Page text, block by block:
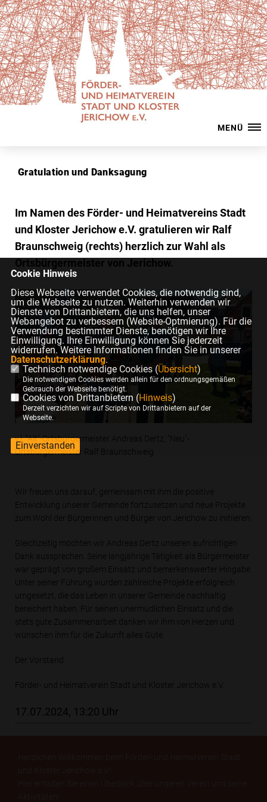
MENÜ
Gratulation und Danksagung
Im Namen des Förder- und Heimatvereins Stadt
und Kloster Jerichow e.V. gratulieren wir Ralf
Braunschweig (rechts) herzlich zur Wahl als
Ortsbürgermeister von Jerichow.
v.l. "Alt"-Ortsbürgermeister Andreas Dertz, "Neu"-
Ortsbürgermeister Ralf Braunschweig
Wir freuen uns darauf, gemeinsam mit ihm die positive
Entwicklung unserer Gemeinde fortzusetzen und neue Projekte
zum Wohl der Bürgerinnen und Bürger von Jerichow zu initiieren.
Gleichzeitig möchten wir Andreas Dertz unseren aufrichtigen
Dank aussprechen. Seine langjährige Tätigkeit als Bürgermeister
war geprägt von großem Einsatz und bemerkenswerter Hingabe.
Unter seiner Führung wurden zahlreiche Projekte erfolgreich
umgesetzt, die das Leben in unserer Gemeinde nachhaltig
bereichert haben. Für seinen unermüdlichen Einsatz und die
stets gute Zusammenarbeit danken wir ihm von Herzen und
wünschen ihm für die Zukunft alles Gute.
Der Vorstand
Förder- und Heimatverein Stadt und Kloster Jerichow e.V.
17.07.2024, 13:20 Uhr
Cookie Hinweis
Diese Webseite verwendet Cookies, die notwendig sind,
um die Webseite zu nutzen. Weiterhin verwenden wir
Dienste von Drittanbietern, die uns helfen, unser
Webangebot zu verbessern (Website-Optmierung). Für die
Verwendung bestimmter Dienste, benötigen wir Ihre
Einwilligung. Ihre Einwilligung können Sie jederzeit
widerrufen. Weitere Informationen finden Sie in unserer
Datenschutzerklärung.
Technisch notwendige Cookies (Übersicht)
Die notwendigen Cookies werden allein für den ordnungsgemäßen
Gebrauch der Webseite benötigt.
Cookies von Drittanbietern (Hinweis)
Derzeit verzichten wir auf Scripte von Drittanbietern auf der
Webseite.
Einverstanden